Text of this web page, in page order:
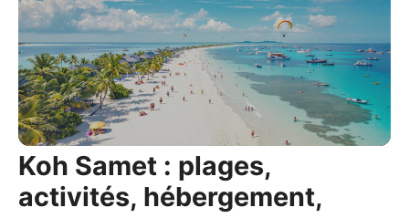
Koh Samet : plages,
activités, hébergement,